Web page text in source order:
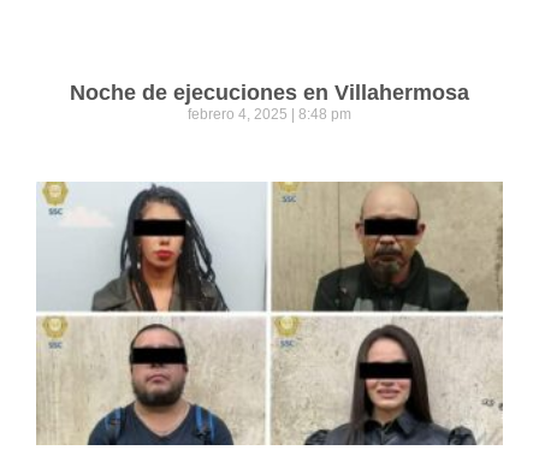
Noche de ejecuciones en Villahermosa
febrero 4, 2025 8:48 pm